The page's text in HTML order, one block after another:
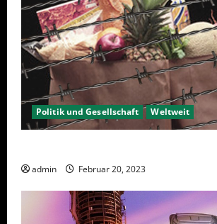
Politik und Gesellschaft Weltweit
admin Februar 20, 2023